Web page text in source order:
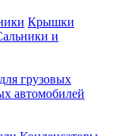
Крышки
и
грузовых
автомобилей